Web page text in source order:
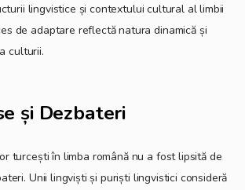
lingvistice și contextului cultural al limbii
de adaptare reflectă natura dinamică și
culturii.
și Dezbateri
turcești în limba română nu a fost lipsită de
Unii lingviști și puriști lingvistici consideră